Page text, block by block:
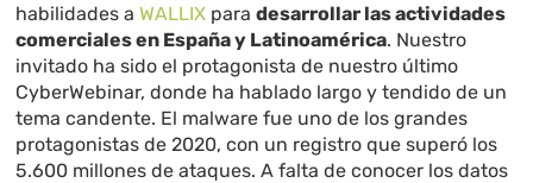
habilidades aWALLIX paradesarrollar las actividades
comerciales en España y Latinoamérica. Nuestro
invitado ha sido el protagonista de nuestro último
CyberWebinar, donde ha hablado largo y tendido de un
tema candente. El malware fue uno de los grandes
protagonistas de 2020, con un registro que superó los
5.600 millones de ataques. A falta de conocer los datos